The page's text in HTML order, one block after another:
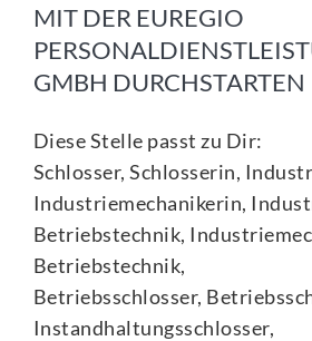
MIT DER EUREGIO
GMBH DURCHSTARTEN
Diese Stelle passt zu Dir:
Schlosser, Schlosserin,
Industriemechanikerin,
Betriebstechnik,
Betriebstechnik,
Betriebsschlosser,
Instandhaltungsschlosser,